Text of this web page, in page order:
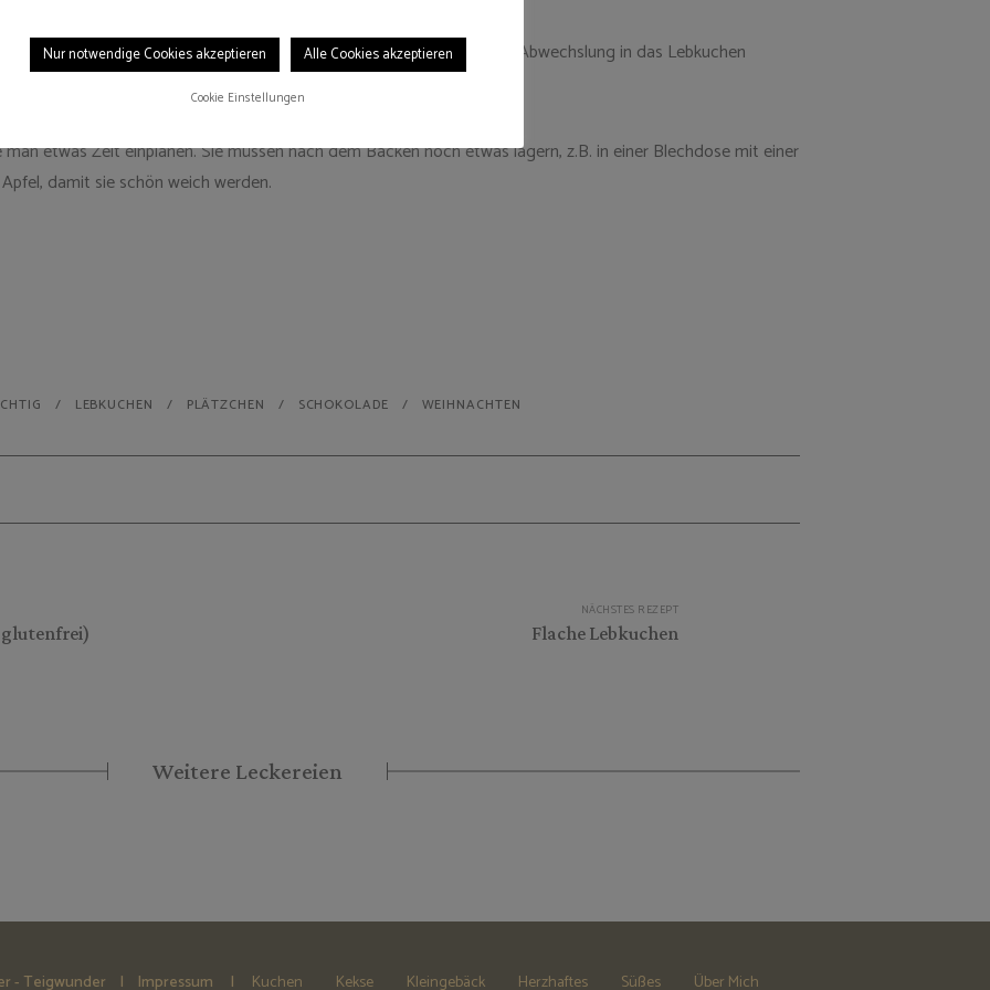
Diese Orangen-Schoko-Lebkuchen sind fruchtig lecker und bringen Abwechslung in das Lebkuchen
etwas Zeit einplanen. Sie müssen nach dem Backen noch etwas lagern, z.B. in einer Blechdose mit einer
damit sie schön weich werden.
LEBKUCHEN PLÄTZCHEN SCHOKOLADE WEIHNACHTEN
glutenfrei)
NÄCHSTES REZEPT
Flache Lebkuchen
Weitere Leckereien
Kuchen Kekse Kleingebäck Herzhaftes Süßes Über Mich
- Teigwunder | Impressum
Nur notwendige Cookies akzeptieren Alle Cookies akzeptieren
Cookie Einstellungen